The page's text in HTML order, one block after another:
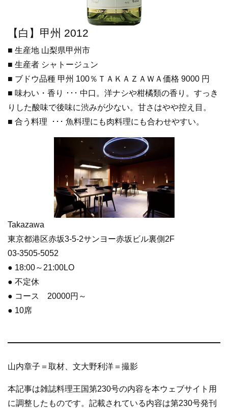
【白】甲州 2012
■ 生産地 山梨県甲州市
■ 生産者 シャトージュン
■ ブドウ品種 甲州 100％ＴＡＫＡＺＡＷＡ価格 9000 円
■ 味わい・香り ･･･ 中口。洋ナシや柑橘類の香り。すっき
りした酸味で後味に渋みが少ない。甘さはやや控え目。
■ 合う料理 ･･･ 魚料理にも肉料理にも合わせやすい。
Takazawa
東京都港区赤坂3-5-2サンヨー赤坂ビル裏側2F
03-3505-5052
● 18:00～21:00LO
● 不定休
● コース 20000円～
● 10席
山内章子＝取材、文大野利洋＝撮影
本記事は雑誌料理王国第230号の内容を本ウェブサイト用
に調整したものです。記載されている内容は第230号発刊